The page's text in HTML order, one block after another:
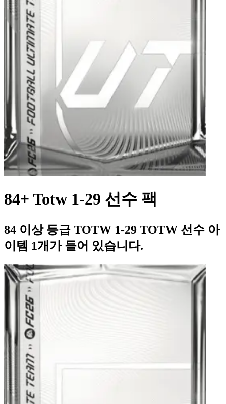
84+ Totw 1-29 선수 팩
84 이상 등급 TOTW 1-29 TOTW 선수 아
이템 1개가 들어 있습니다.